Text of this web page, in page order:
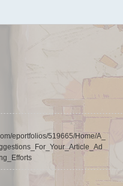
eportfolios/519665/Home/A_